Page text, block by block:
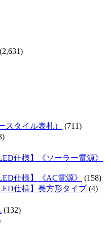
(2,631)
スタイル表札）
(711)
仕様】《ソーラー電源》
仕様】《AC電源》
(158)
仕様】長方形タイプ(4)
(132)